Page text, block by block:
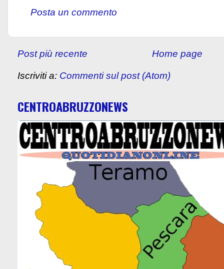
Posta un commento
Post più recente Home page
Iscriviti a: Commenti sul post (Atom)
CENTROABRUZZONEWS